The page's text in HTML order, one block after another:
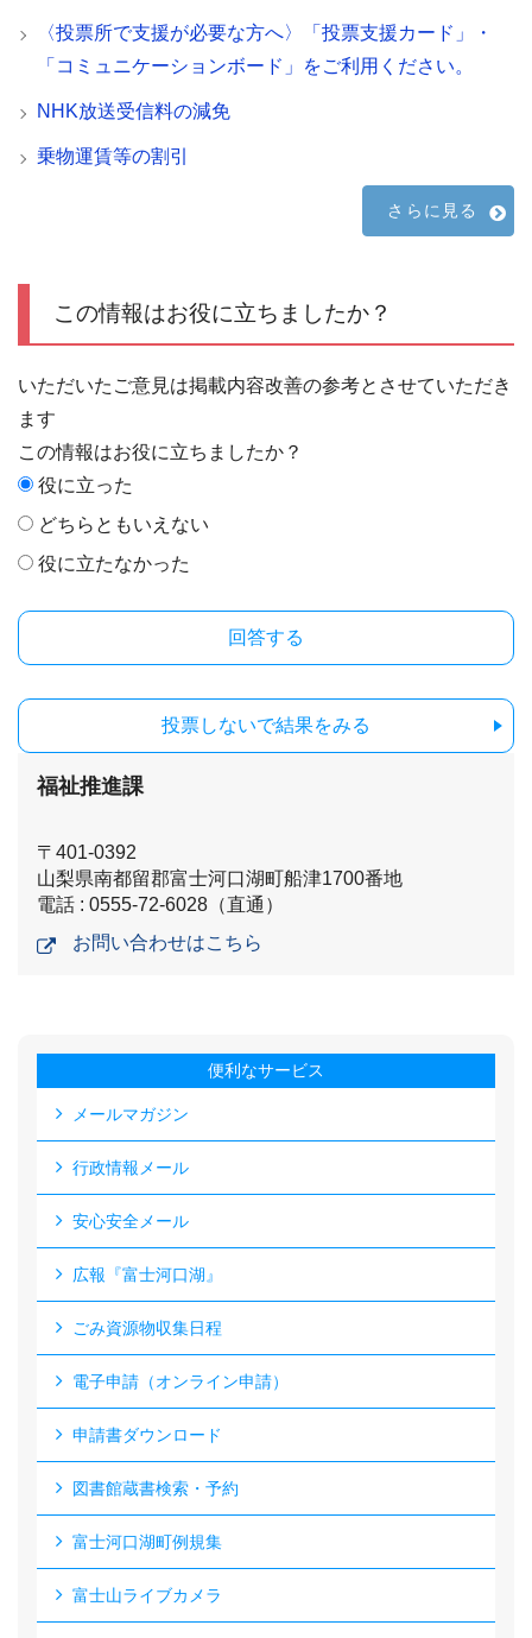
〈投票所で支援が必要な方へ〉「投票支援カード」・
「コミュニケーションボード」をご利用ください。
NHK放送受信料の減免
乗物運賃等の割引
さらに見る
この情報はお役に立ちましたか？
いただいたご意見は掲載内容改善の参考とさせていただき
ます
この情報はお役に立ちましたか？
役に立った
どちらともいえない
役に立たなかった
投票しないで結果をみる
福祉推進課
〒401-0392
山梨県南都留郡富士河口湖町船津1700番地
電話 : 0555-72-6028（直通）
お問い合わせはこちら
便利なサービス
メールマガジン
行政情報メール
安心安全メール
広報『富士河口湖』
ごみ資源物収集日程
電子申請（オンライン申請）
申請書ダウンロード
図書館蔵書検索・予約
富士河口湖町例規集
富士山ライブカメラ